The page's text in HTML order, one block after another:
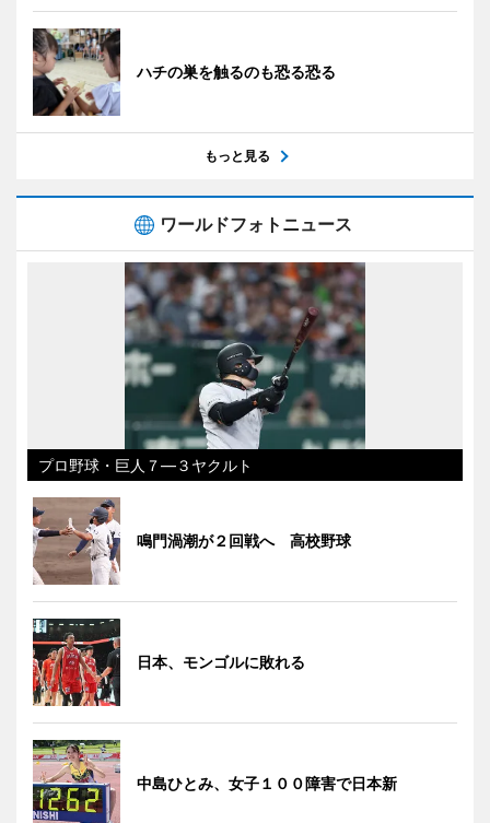
ハチの巣を触るのも恐る恐る
もっと見る
ワールドフォトニュース
プロ野球・巨人７―３ヤクルト
鳴門渦潮が２回戦へ 高校野球
日本、モンゴルに敗れる
中島ひとみ、女子１００障害で日本新